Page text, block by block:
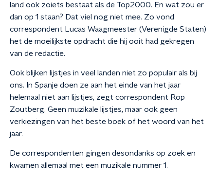
land ook zoiets bestaat als de Top2000. En wat zou er
dan op 1 staan? Dat viel nog niet mee. Zo vond
correspondent Lucas Waagmeester (Verenigde Staten)
het de moeilijkste opdracht die hij ooit had gekregen
van de redactie.
Ook blijken lijstjes in veel landen niet zo populair als bij
ons. In Spanje doen ze aan het einde van het jaar
helemaal niet aan lijstjes, zegt correspondent Rop
Zoutberg. Geen muzikale lijstjes, maar ook geen
verkiezingen van het beste boek of het woord van het
jaar.
De correspondenten gingen desondanks op zoek en
kwamen allemaal met een muzikale nummer 1.